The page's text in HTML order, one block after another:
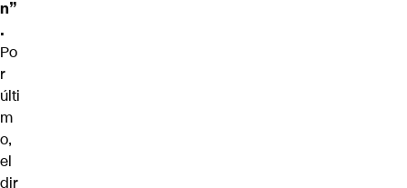
n”
.
Po
r
últi
m
o,
el
dir